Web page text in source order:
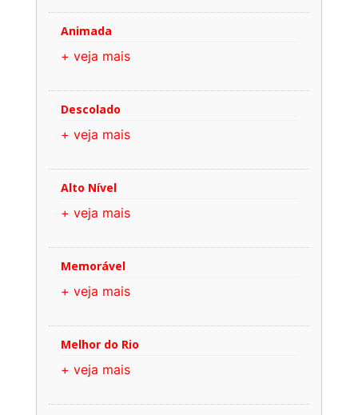
Animada
+ veja mais
Descolado
+ veja mais
Alto Nível
+ veja mais
Memorável
+ veja mais
Melhor do Rio
+ veja mais